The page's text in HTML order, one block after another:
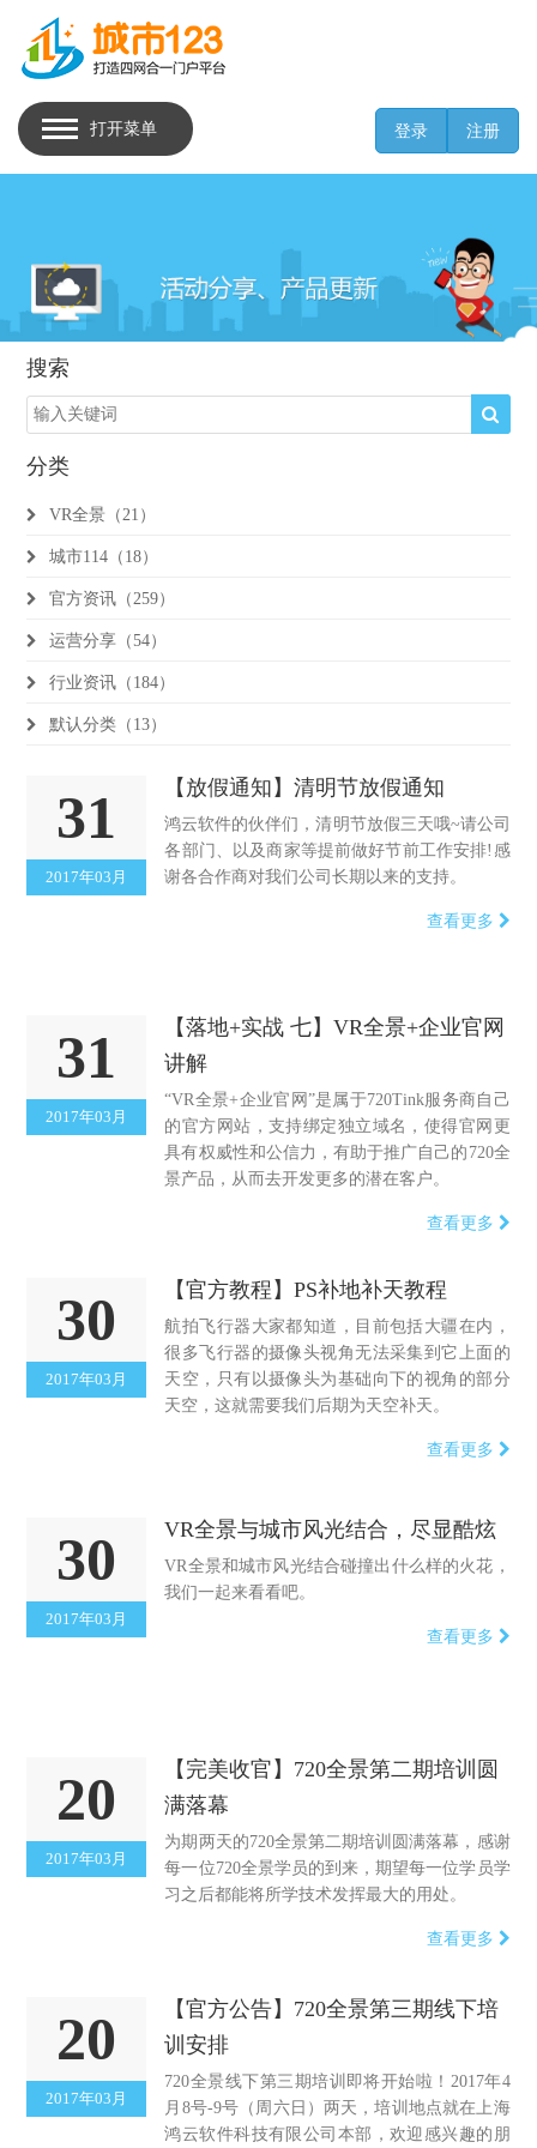
打开菜单 登录 注册
搜索
分类
VR全景（21）
城市114（18）
官方资讯（259）
运营分享（54）
行业资讯（184）
默认分类（13）
31
2017年03月
【放假通知】清明节放假通知
鸿云软件的伙伴们，清明节放假三天哦~请公司
各部门、以及商家等提前做好节前工作安排!感
谢各合作商对我们公司长期以来的支持。
查看更多
31
2017年03月
【落地+实战 七】VR全景+企业官网
讲解
“VR全景+企业官网”是属于720Tink服务商自己
的官方网站，支持绑定独立域名，使得官网更
具有权威性和公信力，有助于推广自己的720全
景产品，从而去开发更多的潜在客户。
查看更多
30
2017年03月
【官方教程】PS补地补天教程
航拍飞行器大家都知道，目前包括大疆在内，
很多飞行器的摄像头视角无法采集到它上面的
天空，只有以摄像头为基础向下的视角的部分
天空，这就需要我们后期为天空补天。
查看更多
30
2017年03月
VR全景与城市风光结合，尽显酷炫
VR全景和城市风光结合碰撞出什么样的火花，
我们一起来看看吧。
查看更多
20
2017年03月
【完美收官】720全景第二期培训圆
满落幕
为期两天的720全景第二期培训圆满落幕，感谢
每一位720全景学员的到来，期望每一位学员学
习之后都能将所学技术发挥最大的用处。
查看更多
20
2017年03月
【官方公告】720全景第三期线下培
训安排
720全景线下第三期培训即将开始啦！2017年4
月8号-9号（周六日）两天，培训地点就在上海
鸿云软件科技有限公司本部，欢迎感兴趣的朋